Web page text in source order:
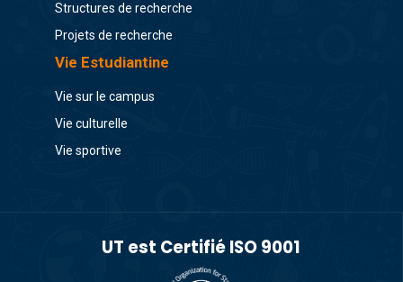
Structures de recherche
Projets de recherche
Vie Estudiantine
Vie sur le campus
Vie culturelle
Vie sportive
UT est Certifié ISO 9001